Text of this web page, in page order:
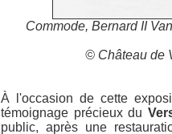
Commode, Bernard II
© Château de
À l'occasion de cette
témoignage précieux du
public, après une